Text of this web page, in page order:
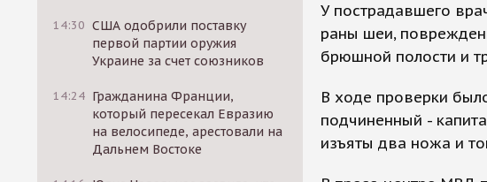
14:30 США одобрили поставку
первой партии оружия
Украине за счет союзников
14:24 Гражданина Франции,
который пересекал Евразию
на велосипеде, арестовали на
Дальнем Востоке
У пострадавшего
раны шеи,
брюшной полости и
В ходе проверки
подчиненный -
изъяты два ножа и